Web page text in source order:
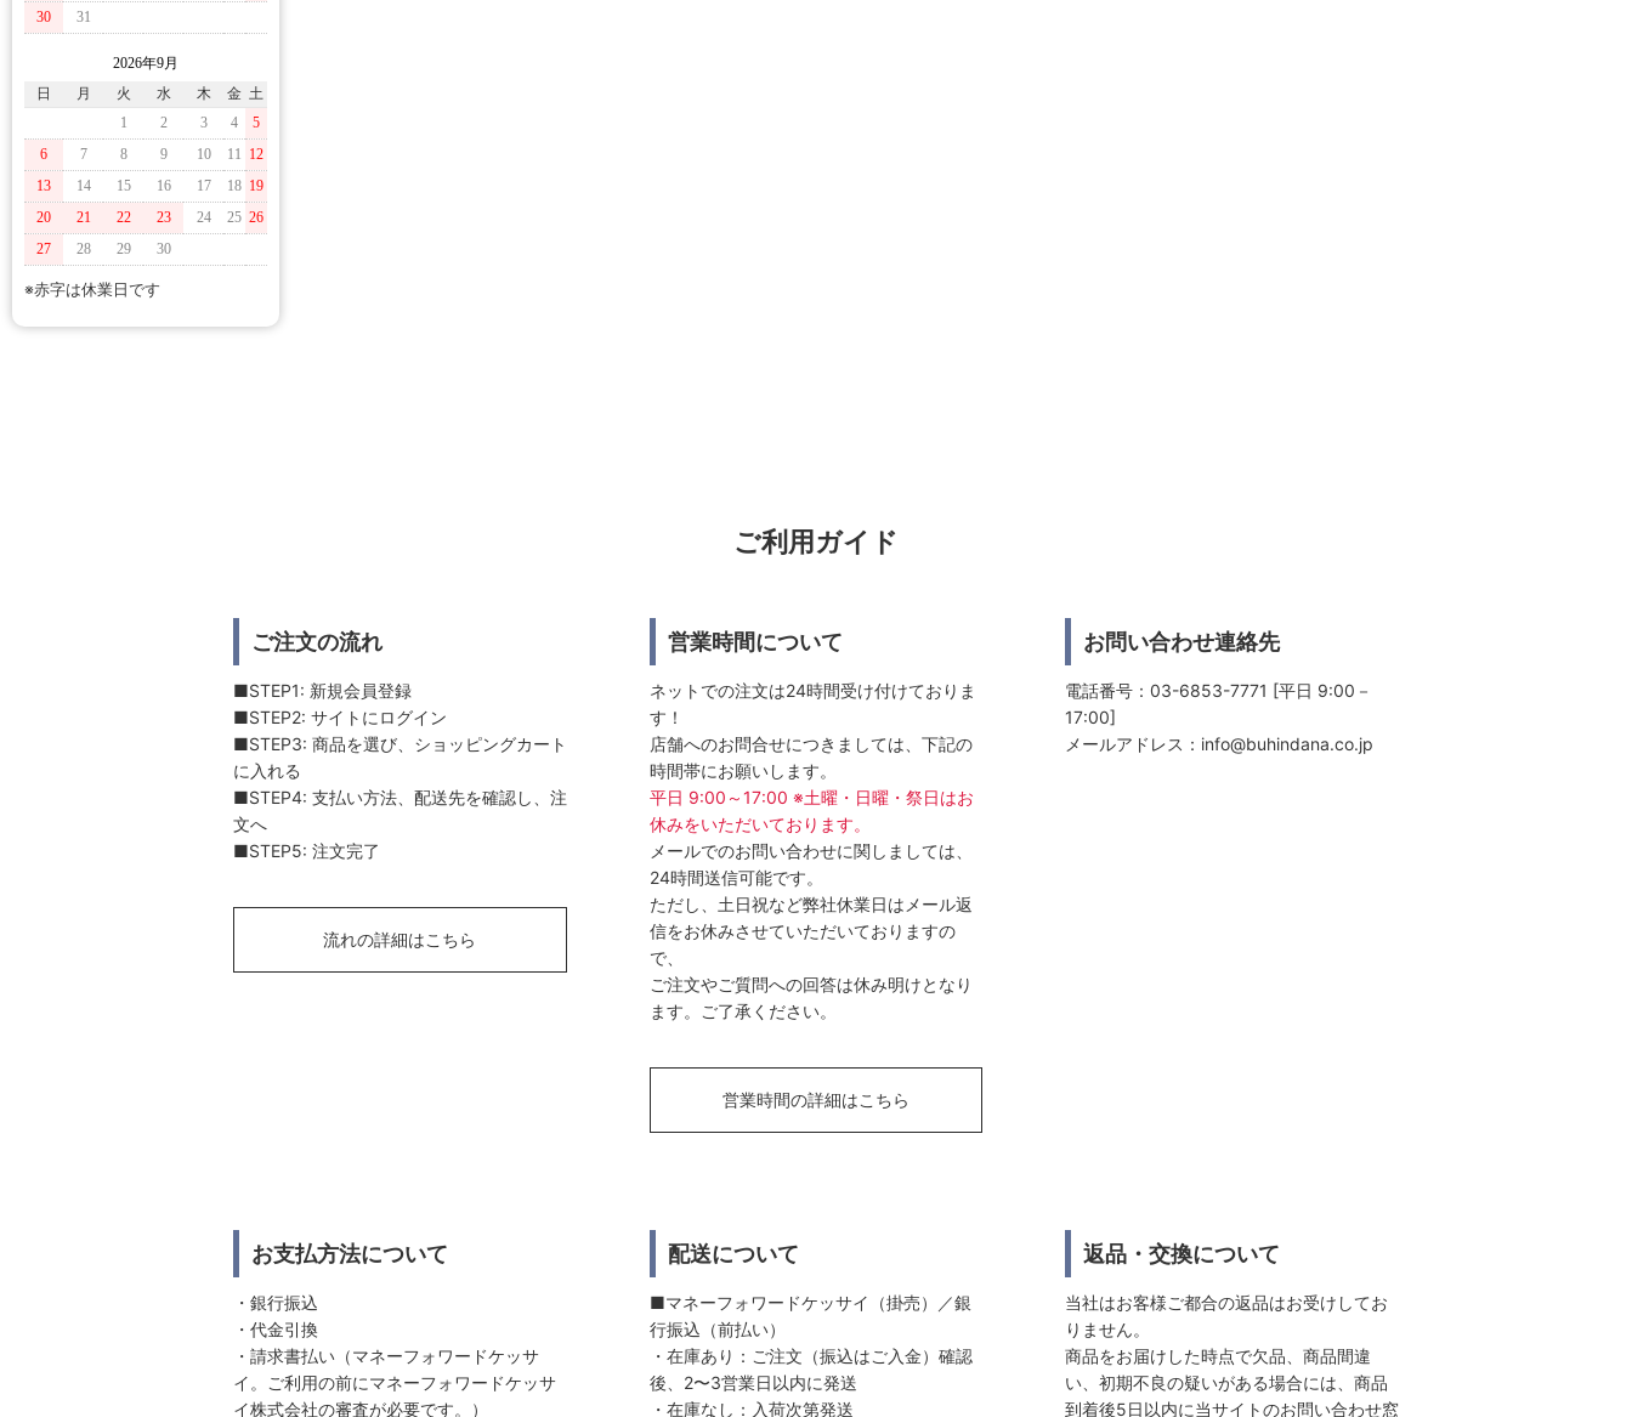
30
31
2026年9月
日
月 火 水 木 金 土
1
2 3 4
5
6
7 8 9 10 11 12
13
14 15 16 17 18 19
20
21 22 23 24 25 26
27
28 29 30
※赤字は休業日です
ご利用ガイド
ご注文の流れ
■STEP1: 新規会員登録
■STEP2: サイトにログイン
■STEP3: 商品を選び、ショッピングカート
に入れる
■STEP4: 支払い方法、配送先を確認し、注
文へ
■STEP5: 注文完了
流れの詳細はこちら
営業時間について
ネットでの注文は24時間受け付けておりま
す！
店舗へのお問合せにつきましては、下記の
時間帯にお願いします。
平日 9:00～17:00 ※土曜・日曜・祭日はお
休みをいただいております。
メールでのお問い合わせに関しましては、
24時間送信可能です。
ただし、土日祝など弊社休業日はメール返
信をお休みさせていただいておりますの
で、
ご注文やご質問への回答は休み明けとなり
ます。ご了承ください。
営業時間の詳細はこちら
お問い合わせ連絡先
電話番号：03-6853-7771 [平日 9:00－
17:00]
メールアドレス： info@buhindana.co.jp
お支払方法について
・銀行振込
・代金引換
・請求書払い（マネーフォワードケッサ
イ。ご利用の前にマネーフォワードケッサ
イ株式会社の審査が必要です。）
配送について
■マネーフォワードケッサイ（掛売）／銀
行振込（前払い）
・在庫あり：ご注文（振込はご入金）確認
後、2〜3営業日以内に発送
・在庫なし：入荷次第発送
返品・交換について
当社はお客様ご都合の返品はお受けしてお
りません。
商品をお届けした時点で欠品、商品間違
い、初期不良の疑いがある場合には、商品
到着後5日以内に当サイトのお問い合わせ窓